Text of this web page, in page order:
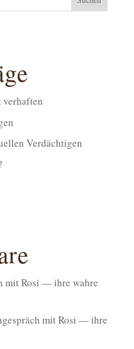
verhaften
Verdächtigen
mit Rosi — ihre wahre
mit Rosi — ihre